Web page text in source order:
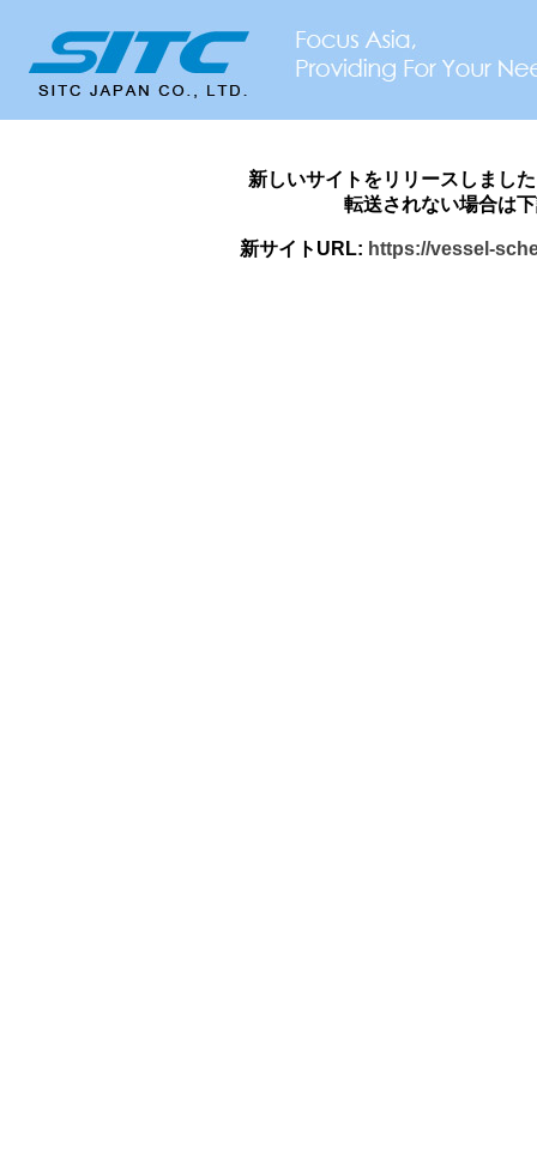
新しいサイトをリリースしまし
転送されない場合は
新サイトURL: https://vessel-